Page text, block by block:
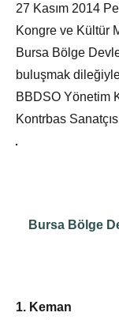
27 Kasım 2014
Kongre ve Kültür
Bursa Bölge
buluşmak
BBDSO Yönetim
Kontrbas
Bursa Bölge
1. Keman